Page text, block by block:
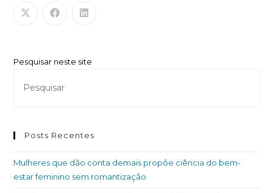
Pesquisar neste site
Posts Recentes
Mulheres que dão conta demais propõe ciência do bem-
estar feminino sem romantização